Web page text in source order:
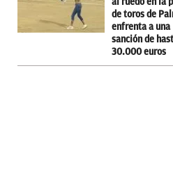
de toros de
enfrenta a una
sanción de
30.000 euros